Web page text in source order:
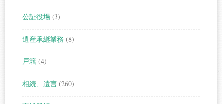
公証役場 (3)
遺産承継業務 (8)
戸籍 (4)
相続、遺言 (260)